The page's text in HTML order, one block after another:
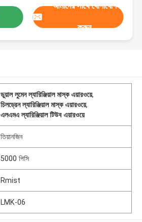
আমাদের সাথে যোগাযোগ
করুন
ডুয়াল লুমেন ল্যারিঞ্জিয়াল মাস্ক এয়ারওয়ে,
চিলড্রেন ল্যারিঞ্জিয়াল মাস্ক এয়ারওয়ে,
এলএমএ ল্যারিঞ্জিয়াল টিউব এয়ারওয়ে
তিয়ানজিন
5000 পিসি
Rmist
LMK-06